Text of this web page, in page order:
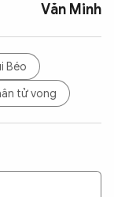
Văn Minh
Béo
tử vong